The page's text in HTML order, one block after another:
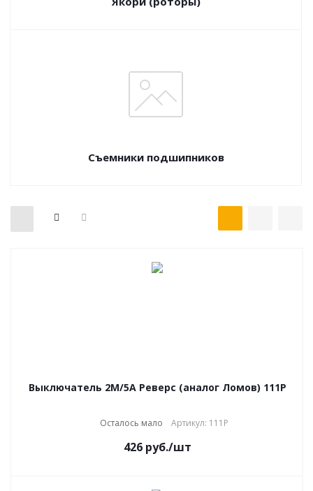
Съемники подшипников
Выключатель 2М/5А Реверс (аналог Ломов) 111P
Осталось мало Артикул: 111P
426руб./шт